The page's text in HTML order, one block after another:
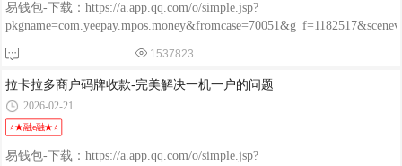
易钱包-下载：https://a.app.qq.com/o/simple.jsp?
POS：http://oss.flmyzf.com/yzf/html/regist/index.html?phone=%E4%
1537823
拉卡拉多商户码牌收款-完美解决一机一户的问题
2026-02-21
⭐★融e融★⭐
易钱包-下载：https://a.app.qq.com/o/simple.jsp?